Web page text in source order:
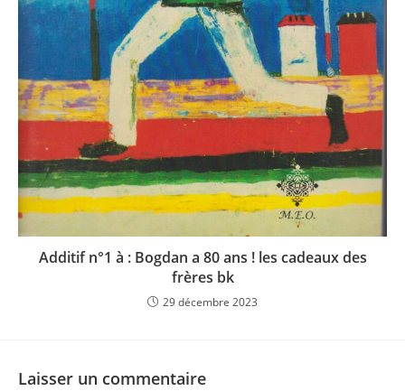
Additif n°1 à : Bogdan a 80 ans ! les cadeaux des
frères bk
29 décembre 2023
Laisser un commentaire